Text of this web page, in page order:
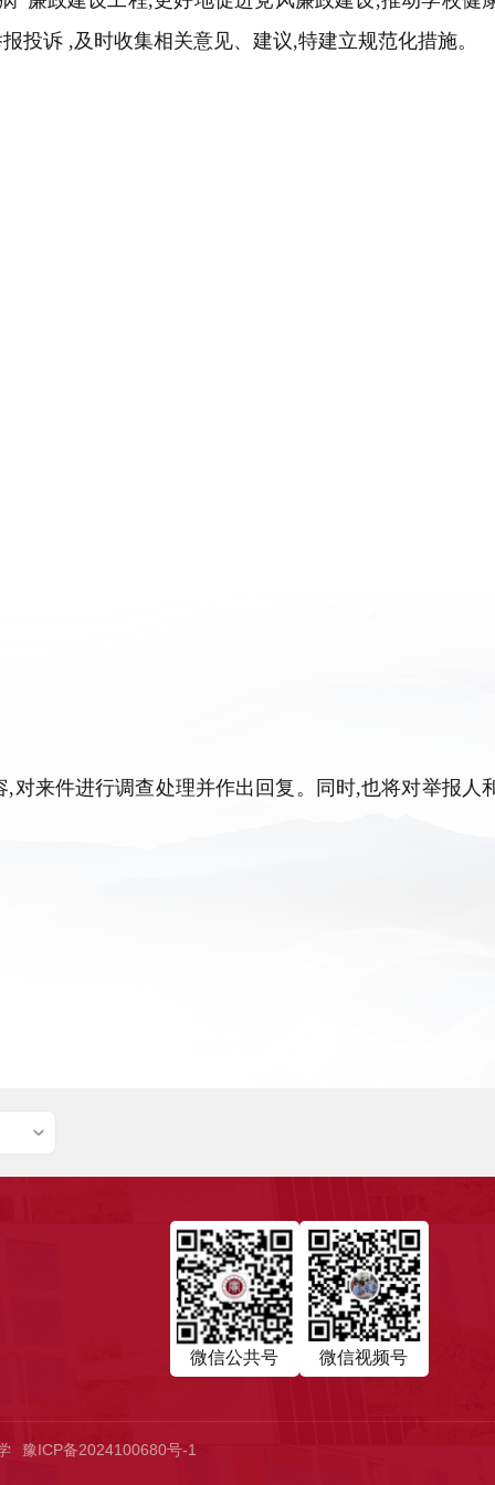
投诉 ,及时收集相关意见、建议,特建立规范化措施。
,对来件进行调查处理并作出回复。同时,也将对举报人
微信公共号 微信视频号
豫ICP备2024100680号-1